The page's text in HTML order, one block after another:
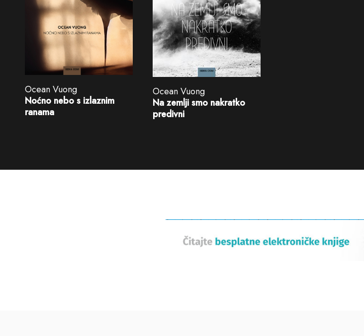
Ocean Vuong
Noćno nebo s izlaznim
ranama
Ocean Vuong
Na zemlji smo nakratko
predivni